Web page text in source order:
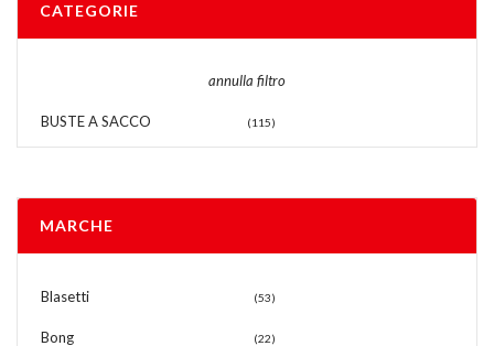
CATEGORIE
annulla filtro
BUSTE A SACCO (115)
MARCHE
Blasetti (53)
Bong (22)